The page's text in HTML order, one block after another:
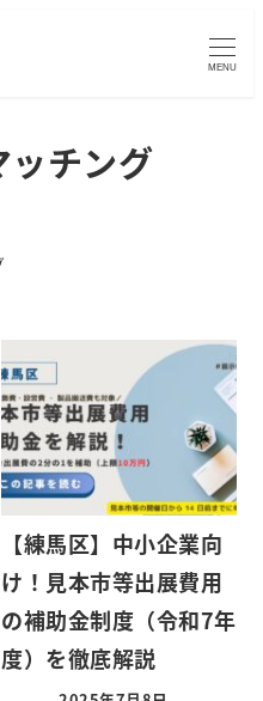
MENU
ッチング
【練馬区】中小企業向
け！見本市等出展費用
の補助金制度（令和7年
度）を徹底解説